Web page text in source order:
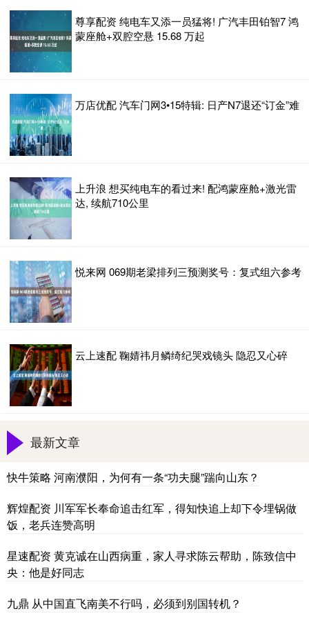
尊享配资 纯电车又添一员猛将! 广汽丰田铂智7 鸿
蒙座舱+双腔空悬 15.68 万起
万店优配 汽车门网3•15特辑: 日产N7退还“订金”难
上升浪 想买纯电车的看过来! 配鸿蒙座舱+激光雷
达, 续航710公里
悦来网 069期老梁排列三预测奖号：复式组六参考
云上速配 鞠婧祎月鳞绮纪哭戏镜头 隐忍又心碎
最新文章
快牛策略 河南濮阳，为何有一条“功夫腿”踹向山东？
辉煌配资 川军军长奉命追击红军，得知快追上却下令埋锅做
饭，老兵连赞高明
星速配资 黄克诚在山西病重，家人寻求陈云帮助，陈致信中
央：他是好同志
九鼎 从中国直飞南美不行吗，必须到别国转机？